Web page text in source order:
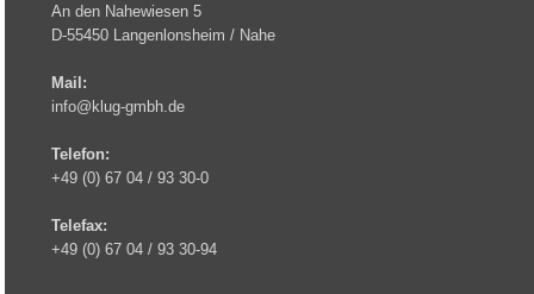
An den Nahewiesen 5
D-55450 Langenlonsheim / Nahe
Mail:
info@klug-gmbh.de
Telefon:
+49 (0) 67 04 / 93 30-0
Telefax:
+49 (0) 67 04 / 93 30-94